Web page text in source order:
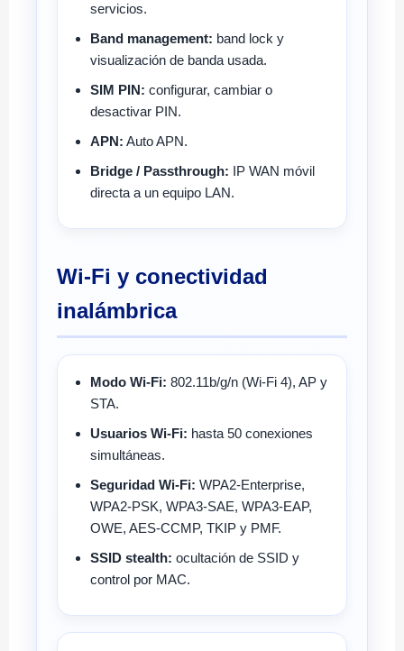
servicios.
Band management: band lock y
visualización de banda usada.
SIM PIN: configurar, cambiar o
desactivar PIN.
APN: Auto APN.
Bridge / Passthrough: IP WAN móvil
directa a un equipo LAN.
Wi-Fi y conectividad
inalámbrica
Modo Wi-Fi: 802.11b/g/n (Wi-Fi 4), AP y
STA.
Usuarios Wi-Fi: hasta 50 conexiones
simultáneas.
Seguridad Wi-Fi: WPA2-Enterprise,
WPA2-PSK, WPA3-SAE, WPA3-EAP,
OWE, AES-CCMP, TKIP y PMF.
SSID stealth: ocultación de SSID y
control por MAC.